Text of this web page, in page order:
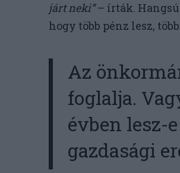
járt neki”– írták.
hogy több pénz lesz,
Az
foglalja.
évben lesz-
gazdasági